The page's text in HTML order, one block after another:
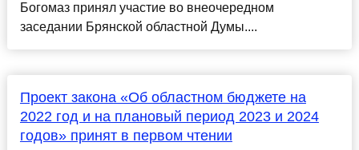
Богомаз принял участие во внеочередном
заседании Брянской областной Думы....
Проект закона «Об областном бюджете на
2022 год и на плановый период 2023 и 2024
годов» принят в первом чтении